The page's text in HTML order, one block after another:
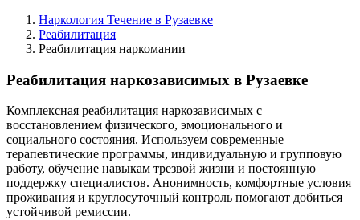
Наркология Течение в Рузаевке
Реабилитация
Реабилитация наркомании
Реабилитация наркозависимых в Рузаевке
Комплексная реабилитация наркозависимых с
восстановлением физического, эмоционального и
социального состояния. Используем современные
терапевтические программы, индивидуальную и групповую
работу, обучение навыкам трезвой жизни и постоянную
поддержку специалистов. Анонимность, комфортные условия
проживания и круглосуточный контроль помогают добиться
устойчивой ремиссии.